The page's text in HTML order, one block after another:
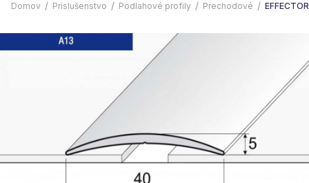
Domov Príslušenstvo Podlahové profily Prechodové